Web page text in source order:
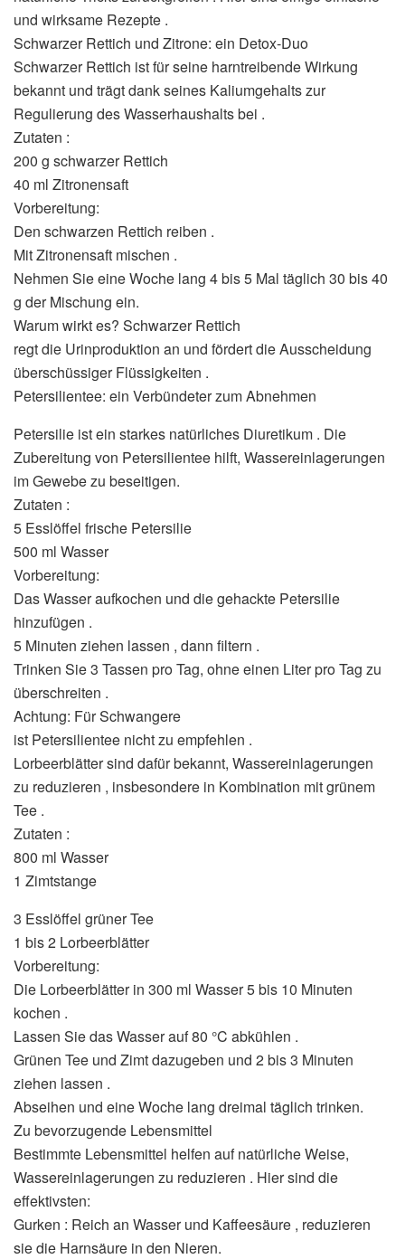
und wirksame Rezepte .
Schwarzer Rettich und Zitrone: ein Detox-Duo
Schwarzer Rettich ist für seine harntreibende Wirkung
bekannt und trägt dank seines Kaliumgehalts zur
Regulierung des Wasserhaushalts bei .
Zutaten :
200 g schwarzer Rettich
40 ml Zitronensaft
Vorbereitung:
Den schwarzen Rettich reiben .
Mit Zitronensaft mischen .
Nehmen Sie eine Woche lang 4 bis 5 Mal täglich 30 bis 40
g der Mischung ein.
Warum wirkt es? Schwarzer Rettich
regt die Urinproduktion an und fördert die Ausscheidung
überschüssiger Flüssigkeiten .
Petersilientee: ein Verbündeter zum Abnehmen
Petersilie ist ein starkes natürliches Diuretikum . Die
Zubereitung von Petersilientee hilft, Wassereinlagerungen
im Gewebe zu beseitigen.
Zutaten :
5 Esslöffel frische Petersilie
500 ml Wasser
Vorbereitung:
Das Wasser aufkochen und die gehackte Petersilie
hinzufügen .
5 Minuten ziehen lassen , dann filtern .
Trinken Sie 3 Tassen pro Tag, ohne einen Liter pro Tag zu
überschreiten .
Achtung: Für Schwangere
ist Petersilientee nicht zu empfehlen .
Lorbeerblätter sind dafür bekannt, Wassereinlagerungen
zu reduzieren , insbesondere in Kombination mit grünem
Tee .
Zutaten :
800 ml Wasser
1 Zimtstange
3 Esslöffel grüner Tee
1 bis 2 Lorbeerblätter
Vorbereitung:
Die Lorbeerblätter in 300 ml Wasser 5 bis 10 Minuten
kochen .
Lassen Sie das Wasser auf 80 °C abkühlen .
Grünen Tee und Zimt dazugeben und 2 bis 3 Minuten
ziehen lassen .
Abseihen und eine Woche lang dreimal täglich trinken.
Zu bevorzugende Lebensmittel
Bestimmte Lebensmittel helfen auf natürliche Weise,
Wassereinlagerungen zu reduzieren . Hier sind die
effektivsten:
Gurken : Reich an Wasser und Kaffeesäure , reduzieren
sie die Harnsäure in den Nieren.